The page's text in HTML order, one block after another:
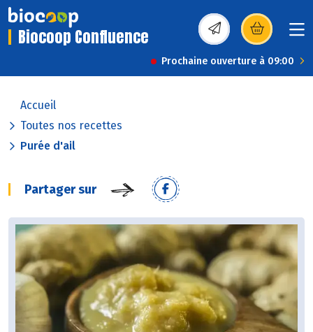
Biocoop Confluence (s’ouvre dans une
Prochaine ouverture à 09:00
Accueil
Toutes nos recettes
Purée d'ail
Partager sur